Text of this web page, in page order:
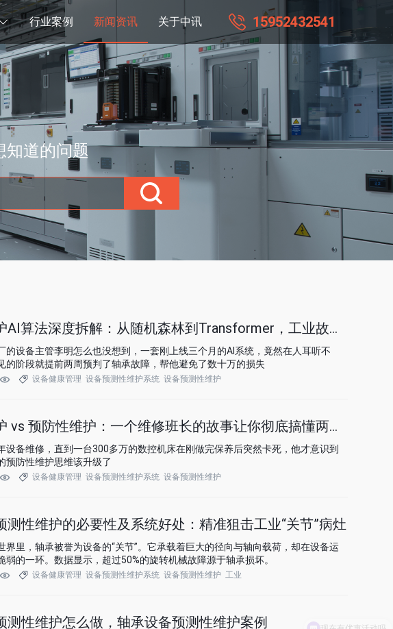
行业案例 新闻资讯 关于中讯 15952432541
知道的问题
AI算法深度拆解：从随机森林到Transformer，工业故障预测的
的设备主管李明怎么也没想到，一套刚上线三个月的AI系统，竟然在人耳听不
的阶段就提前两周预判了轴承故障，帮他避免了数十万的损失
设备健康管理 设备预测性维护系统 设备预测性维护
vs 预防性维护：一个维修班长的故事让你彻底搞懂两者的区别
设备维修，直到一台300多万的数控机床在刚做完保养后突然卡死，他才意识到
预防性维护思维该升级了
设备健康管理 设备预测性维护系统 设备预测性维护
测性维护的必要性及系统好处：精准狙击工业“关节”病灶
界里，轴承被誉为设备的“关节”。它承载着巨大的径向与轴向载荷，却在设备运
弱的一环。数据显示，超过50%的旋转机械故障源于轴承损坏。
设备健康管理 设备预测性维护系统 设备预测性维护 工业
测性维护怎么做，轴承设备预测性维护案例